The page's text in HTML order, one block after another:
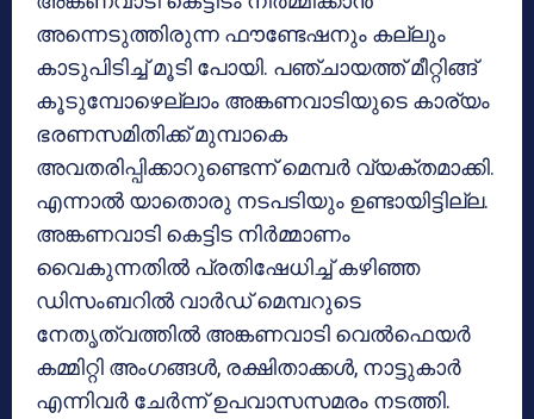
അന്നെടുത്തിരുന്ന ഫൗണ്ടേഷനും കല്ലും
കാടുപിടിച്ച് മൂടി പോയി. പഞ്ചായത്ത് മീറ്റിങ്ങ്
കൂടുമ്പോഴെല്ലാം അങ്കണവാടിയുടെ കാര്യം
ഭരണസമിതിക്ക് മുമ്പാകെ
അവതരിപ്പിക്കാറുണ്ടെന്ന് മെമ്പര്‍ വ്യക്തമാക്കി.
എന്നാല്‍ യാതൊരു നടപടിയും ഉണ്ടായിട്ടില്ല.
അങ്കണവാടി കെട്ടിട നിര്‍മ്മാണം
വൈകുന്നതില്‍ പ്രതിഷേധിച്ച് കഴിഞ്ഞ
ഡിസംബറില്‍ വാര്‍ഡ് മെമ്പറുടെ
നേതൃത്വത്തില്‍ അങ്കണവാടി വെല്‍ഫെയര്‍
കമ്മിറ്റി അംഗങ്ങള്‍, രക്ഷിതാക്കള്‍, നാട്ടുകാര്‍
എന്നിവര്‍ ചേര്‍ന്ന് ഉപവാസസമരം നടത്തി.